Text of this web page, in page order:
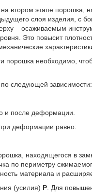
втором этапе порошка,
слоя изделия, с
– осаживаемым
Это повысит
порошка необходимо,
следующей зависимости:
и после деформации.
деформации равно:
находящегося в
по периметру
материала и
(усилия) Р . Для